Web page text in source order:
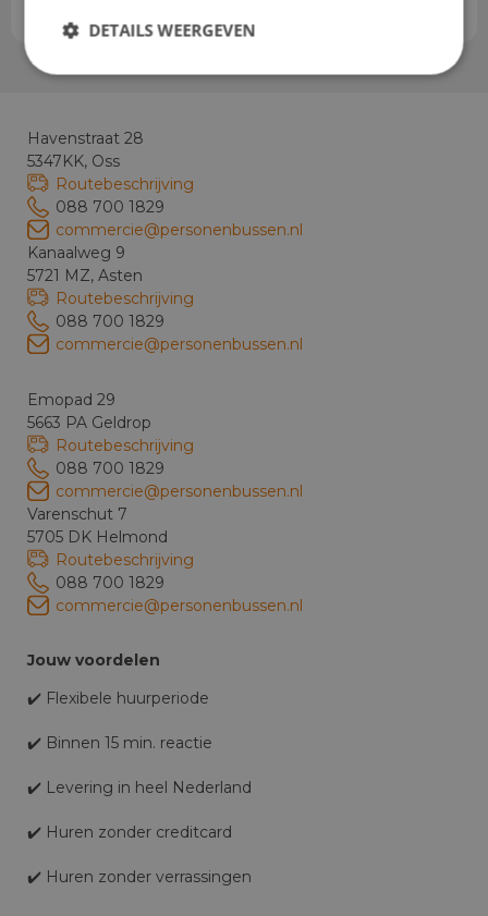
Havenstraat 28
5347KK, Oss
Routebeschrijving
088 700 1829
commercie@personenbussen.nl
Kanaalweg 9
5721 MZ, Asten
Routebeschrijving
088 700 1829
commercie@personenbussen.nl
Emopad 29
5663 PA Geldrop
Routebeschrijving
088 700 1829
commercie@personenbussen.nl
Varenschut 7
5705 DK Helmond
Routebeschrijving
088 700 1829
commercie@personenbussen.nl
Jouw voordelen
✔️ Flexibele huurperiode
✔️ Binnen 15 min. reactie
✔️ Levering in heel Nederland
✔️ Huren zonder creditcard
✔️ Huren zonder verrassingen
DETAILS WEERGEVEN